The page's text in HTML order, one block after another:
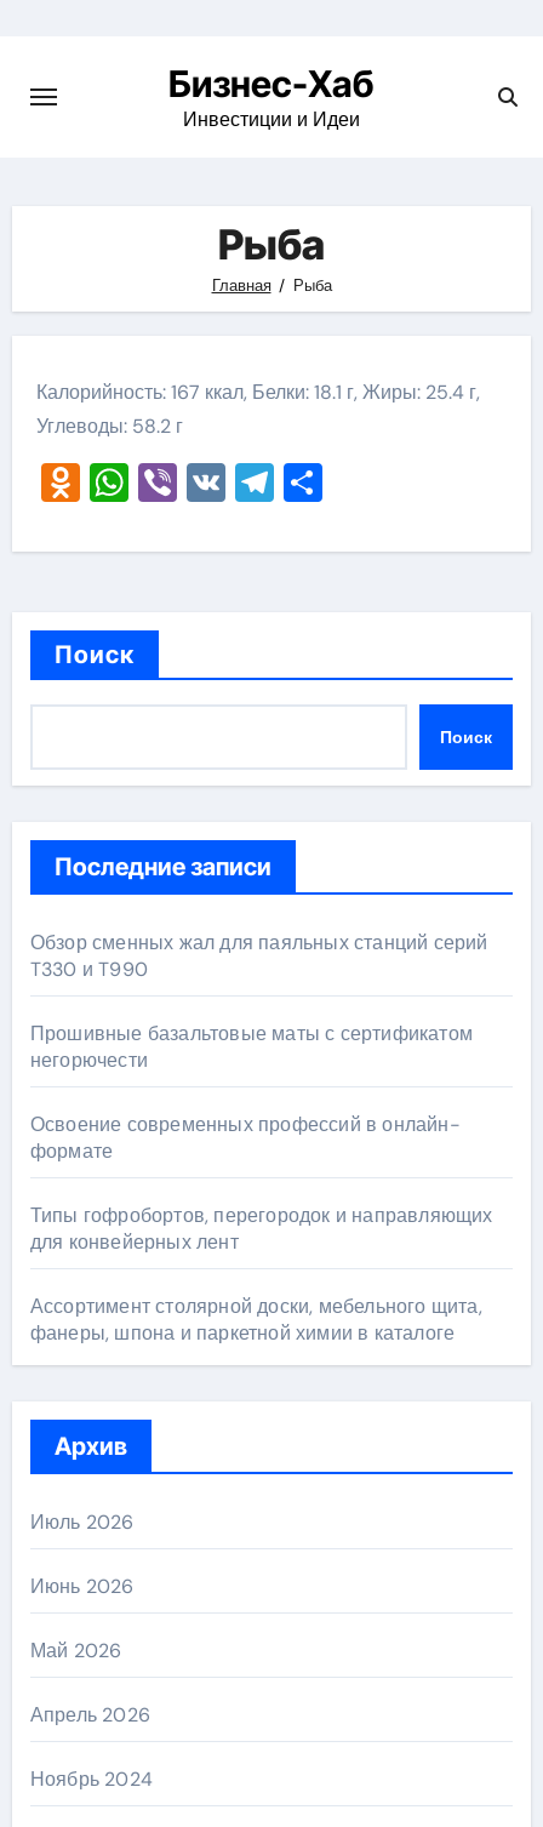
content
Бизнес-Хаб
Инвестиции и Идеи
Рыба
Главная Рыба
Калорийность: 167 ккал, Белки: 18.1 г, Жиры: 25.4 г,
Углеводы: 58.2 г
Odnoklassniki
WhatsApp
Viber
VKTelegram
Отправить
Поиск
Поиск
Последние записи
Обзор сменных жал для паяльных станций серий
T330 и T990
Прошивные базальтовые маты с сертификатом
негорючести
Освоение современных профессий в онлайн-
формате
Типы гофробортов, перегородок и направляющих
для конвейерных лент
Ассортимент столярной доски, мебельного щита,
фанеры, шпона и паркетной химии в каталоге
Архив
Июль 2026
Июнь 2026
Май 2026
Апрель 2026
Ноябрь 2024